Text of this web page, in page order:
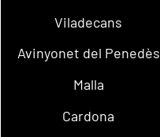
Viladecans
Avinyonet del Penedès
Malla
Cardona